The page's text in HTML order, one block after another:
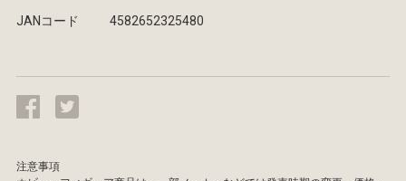
JANコード
4582652325480
注意事項